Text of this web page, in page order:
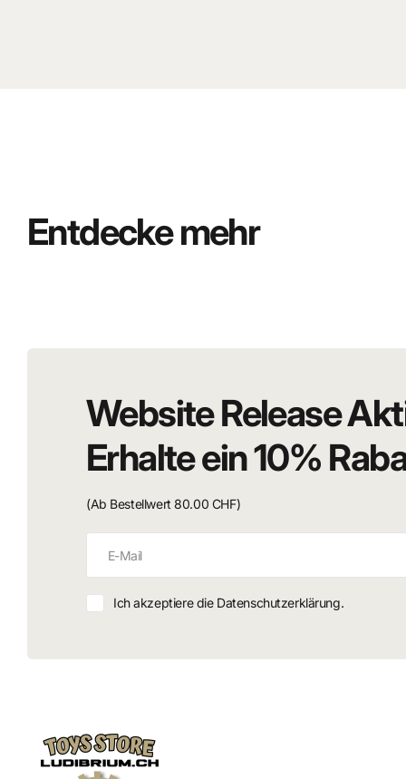
Entdecke mehr
Website Release
Erhalte ein 10%
(Ab Bestellwert 80.00 CHF)
Ich akzeptiere die Datenschutzerklärung.